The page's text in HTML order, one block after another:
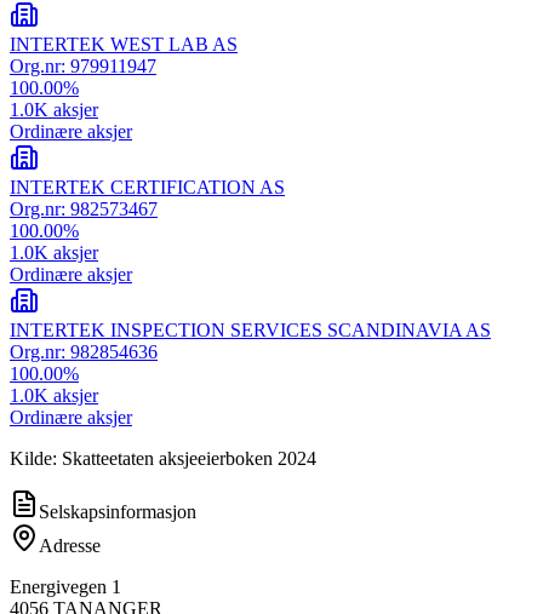
INTERTEK WEST LAB AS
Org.nr: 979911947
100.00%
1.0K aksjer
Ordinære aksjer
INTERTEK CERTIFICATION AS
Org.nr: 982573467
100.00%
1.0K aksjer
Ordinære aksjer
INTERTEK INSPECTION SERVICES SCANDINAVIA AS
Org.nr: 982854636
100.00%
1.0K aksjer
Ordinære aksjer
Kilde: Skatteetaten aksjeeierboken 2024
Selskapsinformasjon
Adresse
Energivegen 1
4056 TANANGER